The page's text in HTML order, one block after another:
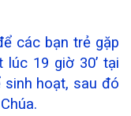
các bạn trẻ gặp
19 giờ 30’ tại
hoạt, sau đó